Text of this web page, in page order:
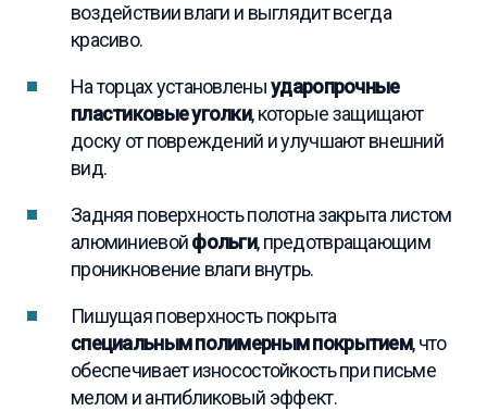
воздействии влаги и выглядит всегда
красиво.
На торцах установленыударопрочные
пластиковые уголки, которые защищают
доску от повреждений и улучшают внешний
вид.
Задняя поверхность полотна закрыта листом
алюминиевойфольги, предотвращающим
проникновение влаги внутрь.
Пишущая поверхность покрыта
специальным полимерным покрытием, что
обеспечивает износостойкость при письме
мелом и антибликовый эффект.